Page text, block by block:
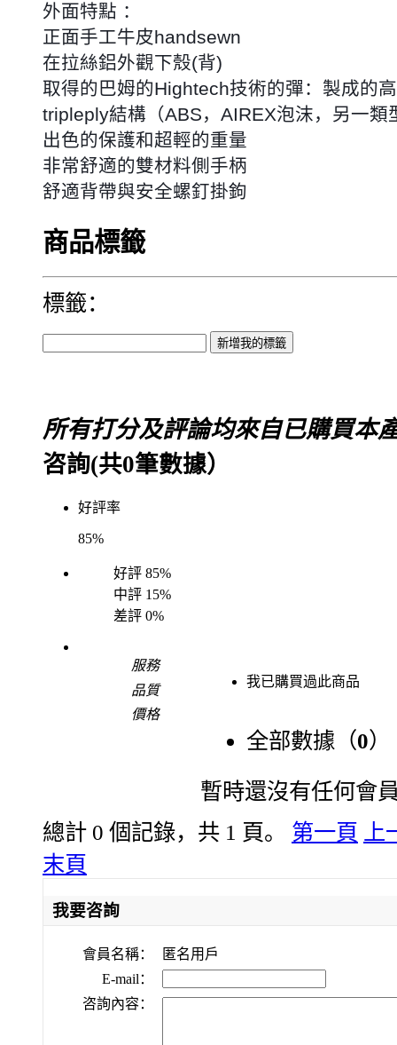
外面特點 ：
正面手工牛皮handsewn
在拉絲鋁外觀下殼(背)
取得的巴姆的Hightech技術的彈：製成的
tripleply結構（ABS，AIREX泡沫，另一類
出色的保護和超輕的重量
非常舒適的雙材料側手柄
舒適背帶與安全螺釘掛鉤
商品標籤
標籤：
所有打分及評論均來自已購買本
咨詢(共0筆數據）
好評率
85%
好評 85%
中評 15%
差評 0%
服務
品質
價格
我已購買過此商品
全部數據（0）
暫時還沒有任何會
總計 0 個記錄，共 1 頁。 第一頁
末頁
我要咨詢
會員名稱：
匿名用戶
E-mail：
咨詢內容：